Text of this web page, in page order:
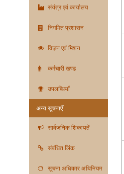
संयंत्र एवं कार्यालय
निगमित प्रशासन
विज़न एवं मिशन
कर्मचारी खण्ड
उपलब्धियाँ
अन्य सूचनाएँ
सार्वजनिक शिकायतें
संबंधित लिंक
सूचना अधिकार अधिनियम